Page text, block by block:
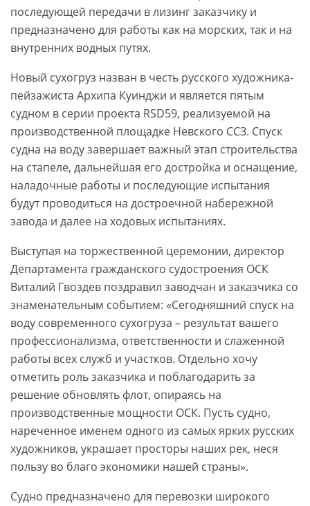
последующей передачи в лизинг заказчику и
предназначено для работы как на морских, так и на
внутренних водных путях.
Новый сухогруз назван в честь русского художника-
пейзажиста Архипа Куинджи и является пятым
судном в серии проекта RSD59, реализуемой на
производственной площадке Невского ССЗ. Спуск
судна на воду завершает важный этап строительства
на стапеле, дальнейшая его достройка и оснащение,
наладочные работы и последующие испытания
будут проводиться на достроечной набережной
завода и далее на ходовых испытаниях.
Выступая на торжественной церемонии, директор
Департамента гражданского судостроения ОСК
Виталий Гвоздев поздравил заводчан и заказчика со
знаменательным событием: «Сегодняшний спуск на
воду современного сухогруза – результат вашего
профессионализма, ответственности и слаженной
работы всех служб и участков. Отдельно хочу
отметить роль заказчика и поблагодарить за
решение обновлять флот, опираясь на
производственные мощности ОСК. Пусть судно,
нареченное именем одного из самых ярких русских
художников, украшает просторы наших рек, неся
пользу во благо экономики нашей страны».
Судно предназначено для перевозки широкого